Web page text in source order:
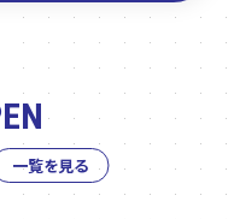
一覧を見る